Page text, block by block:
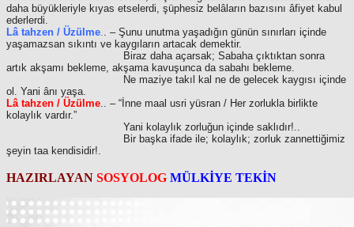
daha büyükleriyle kıyas etselerdi, şüphesiz belâların bazısını âfiyet kabul
ederlerdi.
Lâ tahzen / Üzülme
. – Şunu unutma yaşadığın günün sınırları içinde
yaşamazsan sıkıntı ve kaygıların artacak demektir.
Biraz daha açarsak; Sabaha çıktıktan sonra
artık akşamı bekleme, akşama kavuşunca da sabahı bekleme.
Ne maziye takıl kal ne de gelecek kaygısı içinde
ol. Yani ânı yaşa.
Lâ tahzen / Üzülme .. – “İnne maal usri yüsran / Her zorlukla birlikte
kolaylık vardır.”
Yani kolaylık zorluğun içinde saklıdır!..
Bir başka ifade ile; kolaylık; zorluk zannettiğimiz
şeyin taa kendisidir!.
HAZIRLAYAN SOSYOLOG MÜLKİYE TEKİN